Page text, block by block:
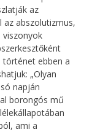
az
abszolutizmus,
viszonyok
történet ebben a
„Olyan
napján
borongós mű
ami a